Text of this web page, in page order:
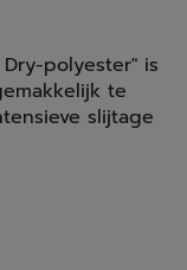
polyester" is
te
slijtage